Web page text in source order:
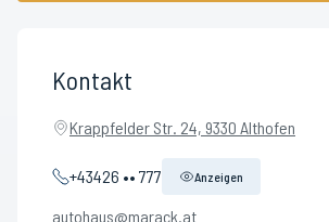
Kontakt
Krappfelder Str. 24, 9330 Althofen
+43426 •• 777 Anzeigen
autohaus@marack.at